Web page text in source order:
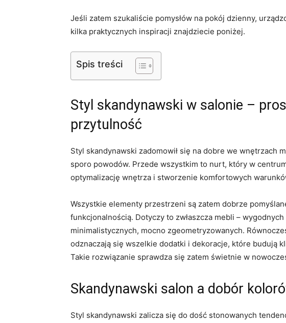
Jeśli zatem szukaliście pomysłów na pokój dzienny,
kilka praktycznych inspiracji znajdziecie poniżej.
Spis treści
Styl skandynawski w salonie –
przytulność
Styl skandynawski zadomowił się na dobre we wnętrzach
sporo powodów. Przede wszystkim to nurt, który w
optymalizację wnętrza i stworzenie komfortowych
Wszystkie elementy przestrzeni są zatem dobrze
funkcjonalnością. Dotyczy to zwłaszcza mebli –
minimalistycznych, mocno zgeometryzowanych.
odznaczają się wszelkie dodatki i dekoracje, które budują
Takie rozwiązanie sprawdza się zatem świetnie w
Skandynawski salon a dobór
Styl skandynawski zalicza się do dość stonowanych